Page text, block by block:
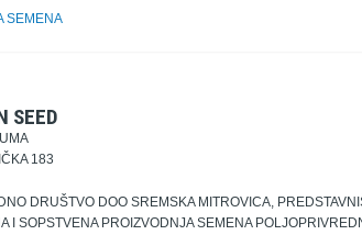
SEMENA
SEED
183
DRUŠTVO DOO SREMSKA MITROVICA,
I SOPSTVENA PROIZVODNJA SEMENA